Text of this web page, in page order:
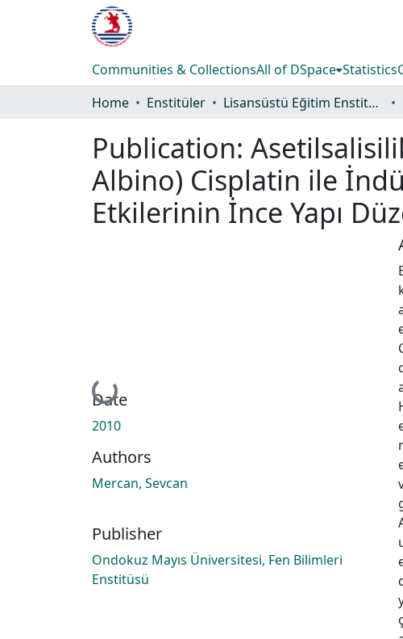
Communities & CollectionsAll of DSpace Statistics
Home
Enstitüler Lisansüstü Eğitim Enstitüsü
Publication:
Albino) Cisplatin ile
Etkilerinin İnce Yapı
Loading...
Date
2010
Authors
Mercan, Sevcan
Publisher
Ondokuz Mayıs Üniversitesi, Fen Bilimleri
Enstitüsü